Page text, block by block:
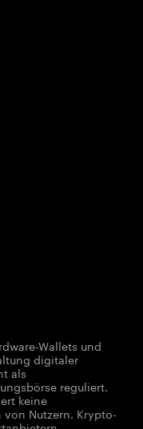
Wallets und
digitaler
als
reguliert.
keine
von Nutzern. Krypto-